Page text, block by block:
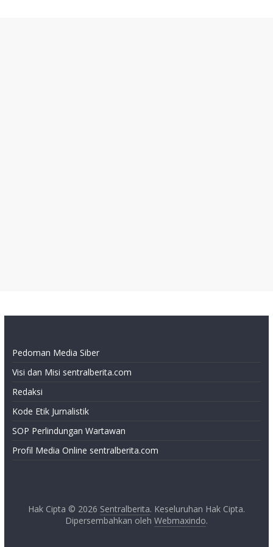
Pedoman Media Siber
Visi dan Misi sentralberita.com
Redaksi
Kode Etik Jurnalistik
SOP Perlindungan Wartawan
Profil Media Online sentralberita.com
Hak Cipta © 2026 Sentralberita. Keseluruhan Hak Cipta.
Dipersembahkan oleh Webmaxindo.